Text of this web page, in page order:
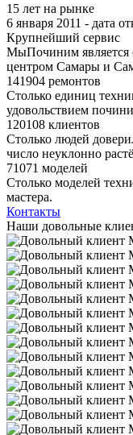
15 лет на рынке
6 января 2011 - дата
Крупнейший сервис
МыПочиним
центром Самары и
141904 ремонтов
Столько единиц
удовольствием
120108 клиентов
Столько людей
число неуклонно
71071 моделей
Столько моделей
мастера.
Контакты
Наши довольные